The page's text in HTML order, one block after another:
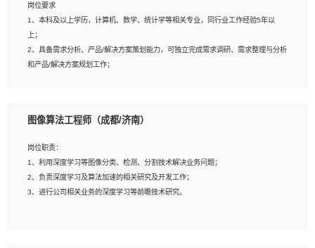
岗位要求：
1、全日制统招本科及以上学历，计算机相关专业毕业，5年以上开发工作经验；
2、具有扎实的java编程功底和良好的编码习惯，有分布式、多线程及高并发系统开
发经验和性能调优经验尤佳；熟悉JVM调优；掌握基础中间件、基础架构方案和云
平台、云产品功能特性，熟练使用相关平台的功能和了解其背后实现机制；
研发管理流程建设经验；
种常用框架和技术Springboot、Shiro、springcloud等；熟悉Linux常用命令和了解
常用脚本语言，较丰富的线上系统运维经验，复杂问题排查思路清晰。
岗位要求
1、本科及以上学历，计算机、数学、统计学等相关专业，同行业工作经验5年以
上；
2、具备需求分析、产品/解决方案策划能力，可独立完成需求调研、需求整理与分析
和产品/解决方案规划工作；
相关的解决方案，包括视频分析、图像识别、NLP、OCR、机器学习等；
AI算法框架，对人脸识别、目标检测、图像识别、OCR、NLP等AI算法有深刻理
解。具有AI平台级产品/解决方案从业经验者优先。具有大数据技术背景者优先；
6、具备良好的客户意识与沟通能力，善于学习思考、创新与团队协作，认真负责、
执行力与抗压力强。
图像算法工程师（成都/济南）
岗位职责：
1、利用深度学习等图像分类、检测、分割技术解决业务问题；
2、负责深度学习及算法加速的相关研究及开发工作；
3、进行公司相关业务的深度学习等前瞻技术研究。